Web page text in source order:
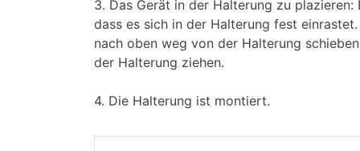
3. Das Gerät in der Halterung zu
dass es sich in der Halterung fest
nach oben weg von der Halterung
der Halterung ziehen.
4. Die Halterung ist montiert.